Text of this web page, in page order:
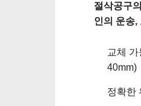
절삭공구
인의 운송,
교체
40mm)
정확한